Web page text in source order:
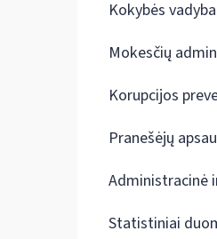
Kokybės vadyba
Mokesčių
Korupcijos
Pranešėjų
Administracinė
Statistiniai